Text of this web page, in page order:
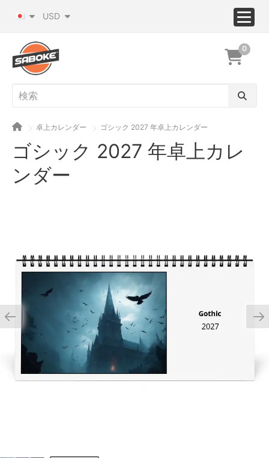
USD
0
卓上カレンダー ゴシック 2027 年卓上カレンダー
ゴシック 2027 年卓上カレ
ンダー